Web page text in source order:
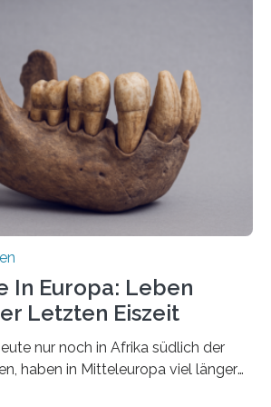
nach oben bahnen? Jun.-Prof. Dr.
Vulkanseismologin an der
Universität Mainz (JGU), und ihr
Oldoinyo Lengai in Tansania
„Wir konnten die Tremore
sondern ihren Ort in…
In Europa: Leben
Letzten Eiszeit
nur noch in Afrika südlich der
haben in Mitteleuropa viel länger